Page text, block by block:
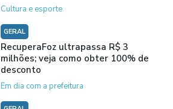
Cultura e esporte
GERAL
RecuperaFoz ultrapassa R$ 3
milhões; veja como obter 100% de
desconto
Em dia com a prefeitura